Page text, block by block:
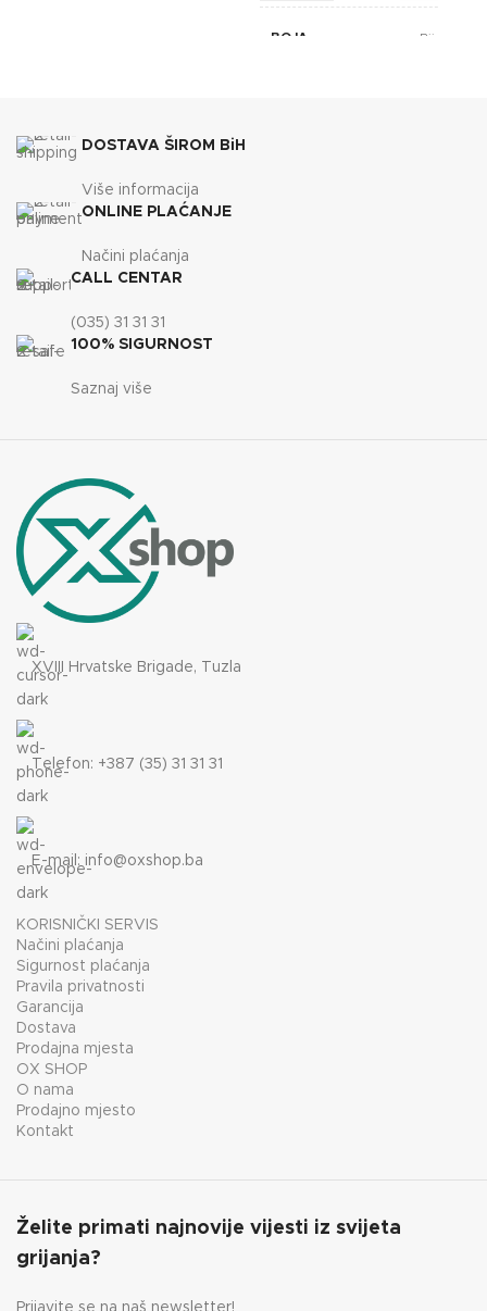
KAPACITET SPREMNIKA
BOJA Bijela
DOSTAVA ŠIROM BiH
Više informacija
ONLINE PLAĆANJE
Načini plaćanja
CALL CENTAR
(035) 31 31 31
100% SIGURNOST
Saznaj više
XVIII Hrvatske Brigade, Tuzla
Telefon: +387 (35) 31 31 31
E-mail: info@oxshop.ba
KORISNIČKI SERVIS
Načini plaćanja
Sigurnost plaćanja
Pravila privatnosti
Garancija
Dostava
Prodajna mjesta
OX SHOP
O nama
Prodajno mjesto
Kontakt
Želite primati najnovije vijesti iz svijeta
grijanja?